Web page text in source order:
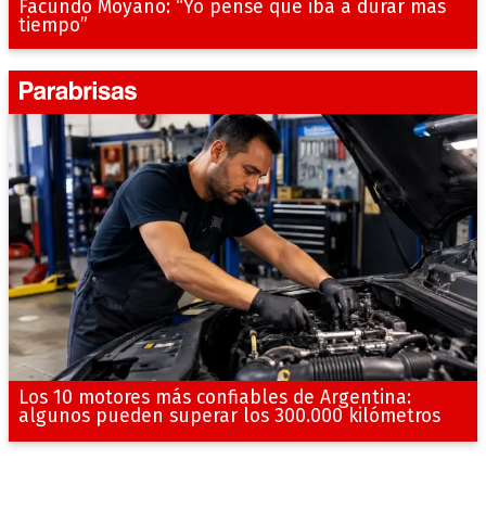
Facundo Moyano: “Yo pensé que iba a durar más
tiempo”
Los 10 motores más confiables de Argentina:
algunos pueden superar los 300.000 kilómetros